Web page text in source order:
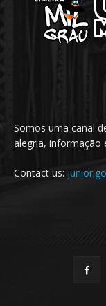
Somos uma canal
alegria, informação
Contact us: